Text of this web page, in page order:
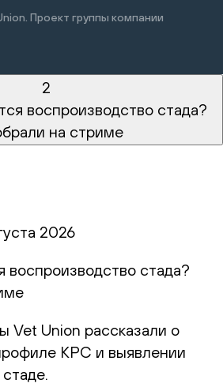
Проект группы компании
2
воспроизводство стада?
на стриме
2026
воспроизводство стада?
Vet Union рассказали о
КРС и выявлении